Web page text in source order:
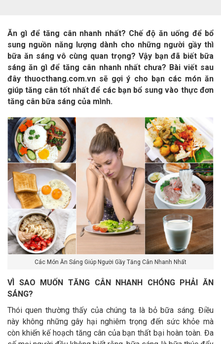
Ăn gì để tăng cân nhanh nhất? Chế độ ăn uống để bổ
sung nguồn năng lượng dành cho những người gầy thì
bữa ăn sáng vô cùng quan trọng? Vậy bạn đã biết bữa
sáng ăn gì để tăng cân nhanh nhất chưa? Bài viết sau
đây thuocthang.com.vn sẽ gợi ý cho bạn các món ăn
giúp tăng cân tốt nhất để các bạn bổ sung vào thực đơn
tăng cân bữa sáng của mình.
Các Món Ăn Sáng Giúp Người Gầy Tăng Cân Nhanh Nhất
VÌ SAO MUỐN TĂNG CÂN NHANH CHÓNG PHẢI ĂN
SÁNG?
Thói quen thường thấy của chúng ta là bỏ bữa sáng. Điều
này không những gây hại nghiêm trọng đến sức khỏe mà
còn khiến kế hoạch tăng cân của bạn thất bại hoàn toàn. Đa